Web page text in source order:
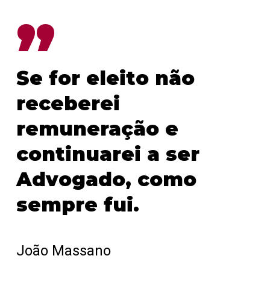
”
Se for eleito não
receberei
remuneração e
continuarei a ser
Advogado, como
sempre fui.
João Massano